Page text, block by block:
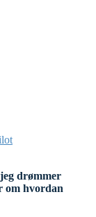
drømmer
om hvordan